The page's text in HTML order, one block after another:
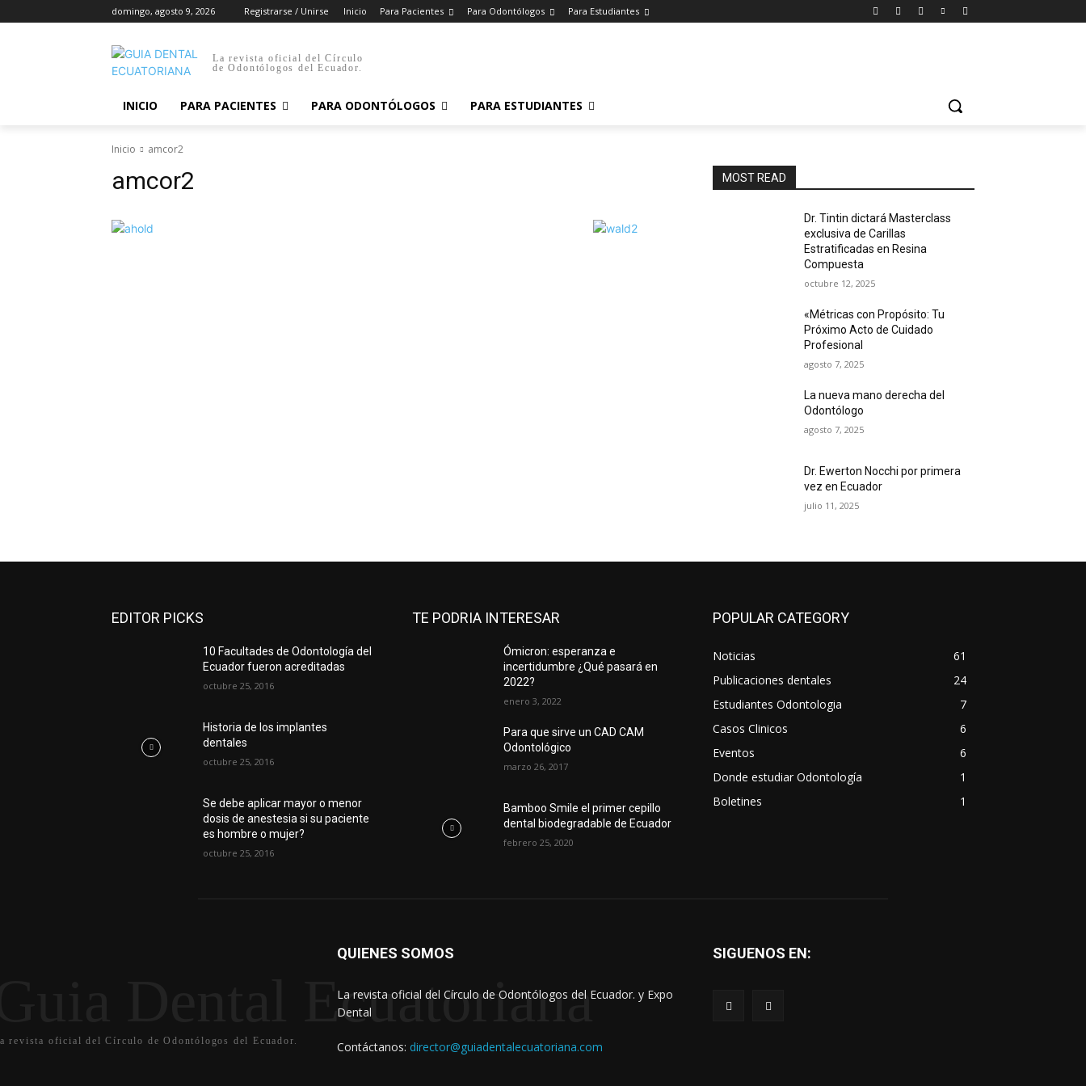
domingo, agosto 9, 2026 Registrarse / Unirse Inicio Para Pacientes Para Odontólogos Para Estudiantes
La revista oficial del Círculo
de Odontólogos del Ecuador.
INICIO PARA PACIENTES PARA ODONTÓLOGOS PARA ESTUDIANTES
Inicio amcor2
amcor2 MOST READ
Dr. Tintin dictará Masterclass
exclusiva de Carillas
Estratificadas en Resina
Compuesta
octubre 12, 2025
«Métricas con Propósito: Tu
Próximo Acto de Cuidado
Profesional
agosto 7, 2025
La nueva mano derecha del
Odontólogo
agosto 7, 2025
Dr. Ewerton Nocchi por primera
vez en Ecuador
julio 11, 2025
EDITOR PICKS
10 Facultades de Odontología del
Ecuador fueron acreditadas
octubre 25, 2016
Historia de los implantes
dentales
octubre 25, 2016
Se debe aplicar mayor o menor
dosis de anestesia si su paciente
es hombre o mujer?
octubre 25, 2016
TE PODRIA INTERESAR
Ómicron: esperanza e
incertidumbre ¿Qué pasará en
2022?
enero 3, 2022
Para que sirve un CAD CAM
Odontológico
marzo 26, 2017
Bamboo Smile el primer cepillo
dental biodegradable de Ecuador
febrero 25, 2020
POPULAR CATEGORY
Noticias
61
Publicaciones dentales
24
Estudiantes Odontologia
7
Casos Clinicos
6
Eventos
6
Donde estudiar Odontología
1
Boletines
1
Dental Ecuatoriana
revista oficial del Círculo de Odontólogos del Ecuador.
QUIENES SOMOS
La revista oficial del Círculo de Odontólogos del Ecuador. y Expo
Dental
Contáctanos: director@guiadentalecuatoriana.com
SIGUENOS EN: